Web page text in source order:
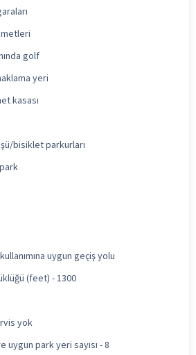
golf
yeri
kasası
bisiklet parkurları
uygun geçiş yolu
(feet) - 1300
yok
park yeri sayısı - 8